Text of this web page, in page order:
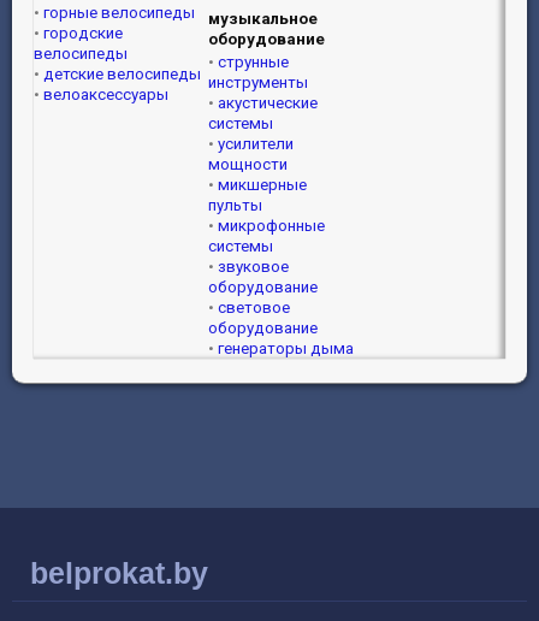
горные велосипеды
городские
велосипеды
детские велосипеды
велоаксессуары
музыкальное
оборудование
струнные
инструменты
акустические
системы
усилители
мощности
микшерные
пульты
микрофонные
системы
звуковое
оборудование
световое
оборудование
генераторы дыма
belprokat.by